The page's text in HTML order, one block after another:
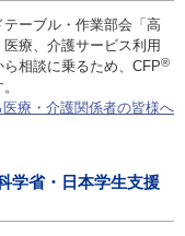
ーブル・作業部会「高
療、介護サービス利用
相談に乗るため、CFP®
療・介護関係者の皆様へ
学省・日本学生支援